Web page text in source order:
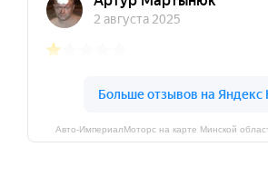
Авто-ИмпериалМоторс на карте Минской